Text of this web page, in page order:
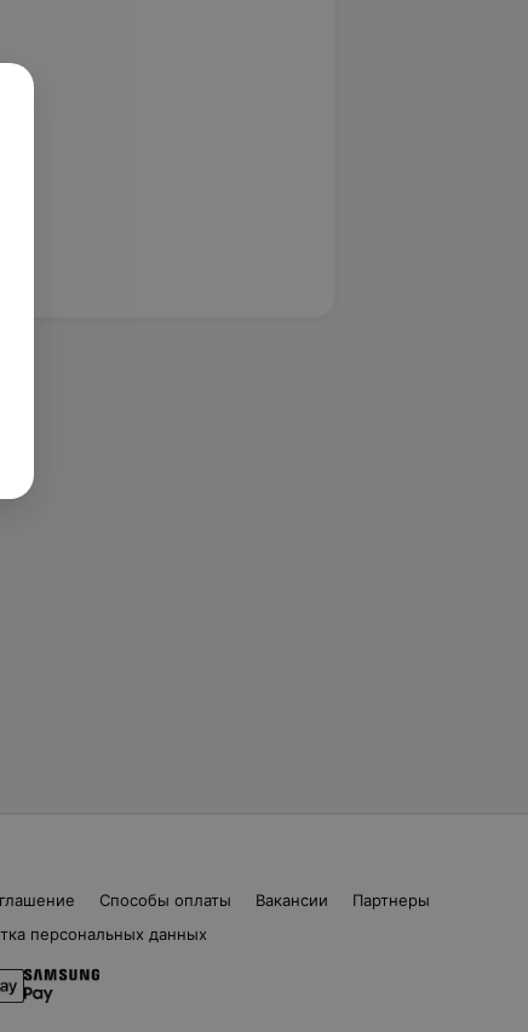
Способы оплаты Вакансии
Партнеры
персональных данных